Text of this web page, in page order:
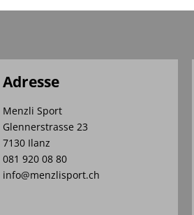
Adresse
Menzli Sport
Glennerstrasse 23
7130 Ilanz
081 920 08 80
info@menzlisport.ch